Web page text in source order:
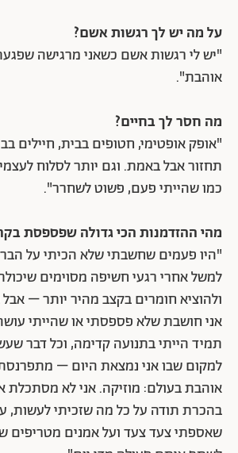
על מה יש לך רגשות אשם?
"יש לי רגשות אשם כשאני מרגישה
אוהבת".
מה חסר לך בחיים?
"אופק אופטימי, חטופים בבית, חיילים
תחזור אבל באמת. וגם יותר לסלוח
כמו שהייתי פעם, פשוט לשחרר".
מהי ההזדמנות הכי גדולה שפספסת
"היו פעמים שחשבתי שלא הכיתי על
למשל אחרי רגעי חשיפה מסוימים
ולהוציא חומרים בקצב מהיר יותר –
אני חושבת שלא פספסתי או שהייתי
תמיד הייתי בתנועה קדימה, וכל דבר
למקום שבו אני נמצאת היום –
אוהבת בעולם: מוזיקה. אני לא מסתכלת
בהכרת תודה על כל מה שזכיתי לעשות,
שאספתי צעד צעד ועל אמנים מטריפים